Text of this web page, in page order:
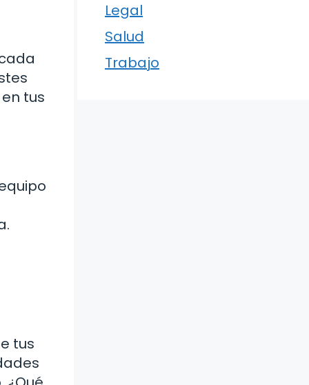
tus
tus
Legal
Salud
Trabajo